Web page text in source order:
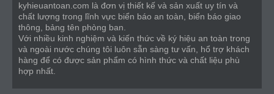
kyhieuantoan.com là đơn vị thiết kế và sản xuất uy tín và
chất lượng trong lĩnh vực biển báo an toàn, biển báo giao
thông, bảng tên phòng ban.
Với nhiều kinh nghiệm và kiến thức về ký hiệu an toàn trong
và ngoài nước chúng tôi luôn sẵn sàng tư vấn, hổ trợ khách
hàng để có được sản phẩm có hình thức và chất liệu phù
hợp nhất.